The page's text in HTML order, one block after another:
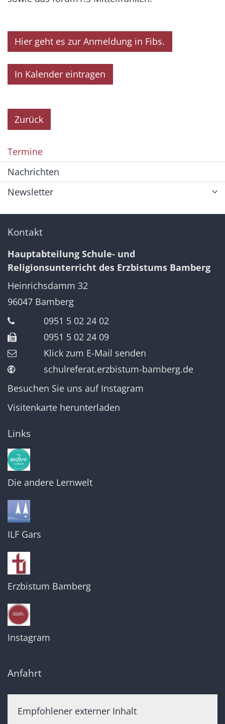
Hier geht es zur Anmeldung in Fibs.
In Kalender eintragen
Zurück
Termine
Nachrichten
Newsletter
Kontakt
Hauptabteilung Schule- und
Religionsunterricht des Erzbistums Bamberg
Heinrichsdamm 32
96047 Bamberg
0951 5 02 24 02
0951 5 02 24 09
Klick zum E-Mail senden
schulreferat.erzbistum-bamberg.de
Besuchen Sie uns auf Instagram
Visitenkarte herunterladen
Links
Die andere Lernwelt
ILF Gars
Erzbistum Bamberg
Instagram
Anfahrt
Empfohlener externer Inhalt